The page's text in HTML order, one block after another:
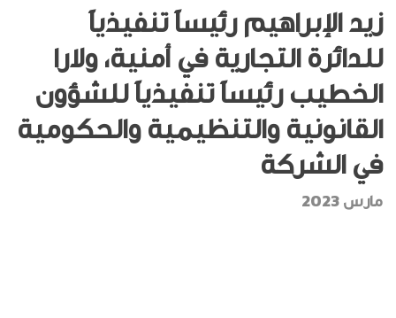
زيد الإبراهيم رئيساً تنفيذياً
للدائرة التجارية في أمنية، ولارا
الخطيب رئيساً تنفيذياً للشؤون
القانونية والتنظيمية والحكومية
في الشركة
مارس 2023